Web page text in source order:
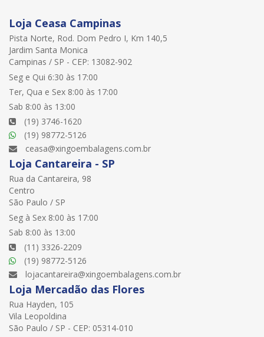
Loja Ceasa Campinas
Pista Norte, Rod. Dom Pedro I, Km 140,5
Jardim Santa Monica
Campinas / SP - CEP: 13082-902
Seg e Qui 6:30 às 17:00
Ter, Qua e Sex 8:00 às 17:00
Sab 8:00 às 13:00
(19) 3746-1620
(19) 98772-5126
ceasa@xingoembalagens.com.br
Loja Cantareira - SP
Rua da Cantareira, 98
Centro
São Paulo / SP
Seg à Sex 8:00 às 17:00
Sab 8:00 às 13:00
(11) 3326-2209
(19) 98772-5126
lojacantareira@xingoembalagens.com.br
Loja Mercadão das Flores
Rua Hayden, 105
Vila Leopoldina
São Paulo / SP - CEP: 05314-010